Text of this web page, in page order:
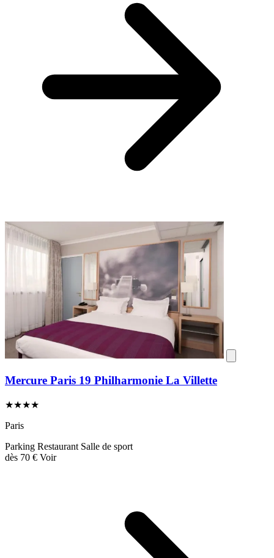
Mercure Paris 19 Philharmonie La Villette
★★★★
Paris
Parking Restaurant Salle de sport
dès 70 € Voir